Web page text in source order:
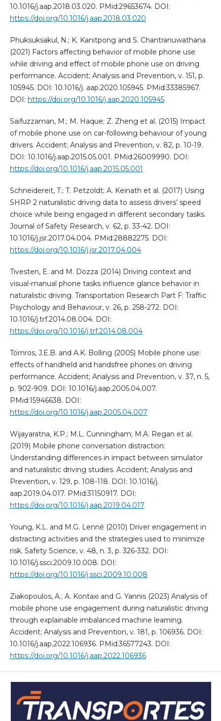
10.1016/j.aap.2018.03.020. PMid:29653674. DOI:
https://doi.org/10.1016/j.aap.2018.03.020
Phuksuksakul, N.; K. Kanitpong and S. Chantranuwathana
(2021) Factors affecting behavior of mobile phone use
while driving and effect of mobile phone use on driving
performance. Accident; Analysis and Prevention, v. 151, p.
105945. DOI: 10.1016/j. aap.2020.105945. PMid:33385967.
DOI: https://doi.org/10.1016/j.aap.2020.105945
Saifuzzaman, M.; M. Haque; Z. Zheng et al. (2015) Impact
of mobile phone use on car-following behaviour of young
drivers. Accident; Analysis and Prevention, v. 82, p. 10-19.
DOI: 10.1016/j.aap.2015.05.001. PMid:26009990. DOI:
https://doi.org/10.1016/j.aap.2015.05.001
Schneidereit, T.; T. Petzoldt; A. Keinath et al. (2017) Using
SHRP 2 naturalistic driving data to assess drivers’ speed
choice while being engaged in different secondary tasks.
Journal of Safety Research, v. 62, p. 33-42. DOI:
10.1016/j.jsr.2017.04.004. PMid:28882275. DOI:
https://doi.org/10.1016/j.jsr.2017.04.004
Tivesten, E. and M. Dozza (2014) Driving context and
visual-manual phone tasks influence glance behavior in
naturalistic driving. Transportation Research Part F: Traffic
Psychology and Behaviour, v. 26, p. 258-272. DOI:
10.1016/j.trf.2014.08.004. DOI:
https://doi.org/10.1016/j.trf.2014.08.004
Törnros, J.E.B. and A.K. Bolling (2005) Mobile phone use:
effects of handheld and handsfree phones on driving
performance. Accident; Analysis and Prevention, v. 37, n. 5,
p. 902-909. DOI: 10.1016/j.aap.2005.04.007.
PMid:15946638. DOI:
https://doi.org/10.1016/j.aap.2005.04.007
Wijayaratna, K.P.; M.L. Cunningham; M.A. Regan et al.
(2019) Mobile phone conversation distraction:
Understanding differences in impact between simulator
and naturalistic driving studies. Accident; Analysis and
Prevention, v. 129, p. 108-118. DOI: 10.1016/j.
aap.2019.04.017. PMid:31150917. DOI:
https://doi.org/10.1016/j.aap.2019.04.017
Young, K.L. and M.G. Lenné (2010) Driver engagement in
distracting activities and the strategies used to minimize
risk. Safety Science, v. 48, n. 3, p. 326-332. DOI:
10.1016/j.ssci.2009.10.008. DOI:
https://doi.org/10.1016/j.ssci.2009.10.008
Ziakopoulos, A.; A. Kontaxi and G. Yannis (2023) Analysis of
mobile phone use engagement during naturalistic driving
through explainable imbalanced machine learning.
Accident; Analysis and Prevention, v. 181, p. 106936. DOI:
10.1016/j.aap.2022.106936. PMid:36577243. DOI:
https://doi.org/10.1016/j.aap.2022.106936